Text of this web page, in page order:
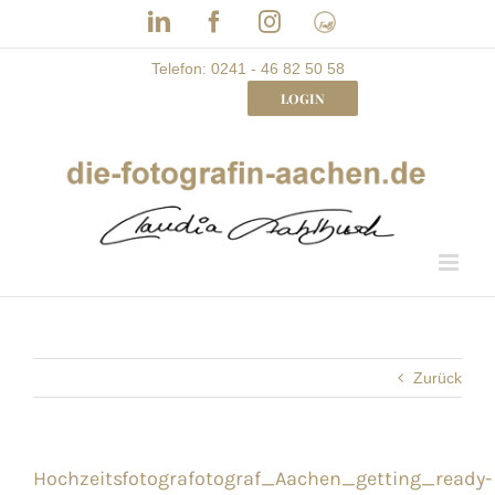
LinkedInFacebookInstagram
Frau
mit
Bizz
Telefon: 0241 - 46 82 50 58
LOGIN
Zurück
Hochzeitsfotografotograf_Aachen_getting_ready-